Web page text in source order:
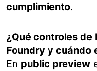
cumplimiento.
¿Qué controles de
Foundry y cuándo
En public preview